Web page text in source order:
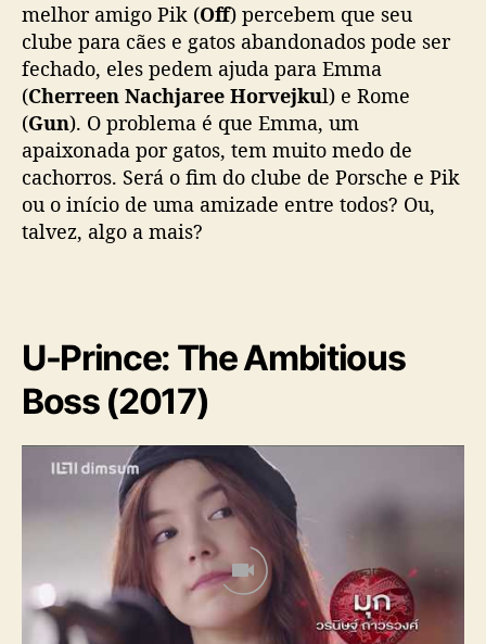
melhor amigo Pik (Off) percebem que seu
clube para cães e gatos abandonados pode ser
fechado, eles pedem ajuda para Emma
(Cherreen Nachjaree Horvejkul) e Rome
(Gun). O problema é que Emma, um
apaixonada por gatos, tem muito medo de
cachorros. Será o fim do clube de Porsche e Pik
ou o início de uma amizade entre todos? Ou,
talvez, algo a mais?
U-Prince: The Ambitious
Boss (2017)